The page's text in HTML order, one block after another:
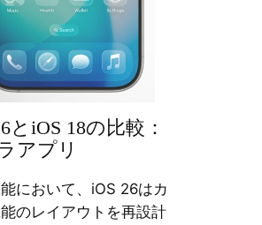
とiOS 18の比較：
アプリ
において、iOS 26はカ
のレイアウトを再設計